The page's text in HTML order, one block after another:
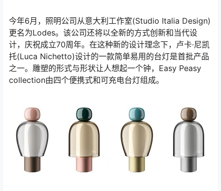
今年6月，照明公司从意大利工作室(Studio Italia Design)
更名为Lodes。该公司还将以全新的方式创新和当代设
计，庆祝成立70周年。在这种新的设计理念下，卢卡·尼凯
托(Luca Nichetto)设计的一款简单易用的台灯是首批产品
之一。雕塑的形式与形状让人想起一个钟，Easy Peasy
collection由四个便携式和可充电台灯组成。